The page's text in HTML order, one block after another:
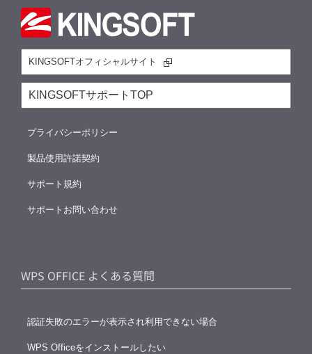
KINGSOFTオフィシャルサイト
KINGSOFTサポートTOP
プライバシーポリシー
製品使用許諾契約
サポート規約
サポートお問い合わせ
WPS OFFICE よくある質問
認証失敗のエラーが表示され利用できない場合
WPS Officeをインストールしたい